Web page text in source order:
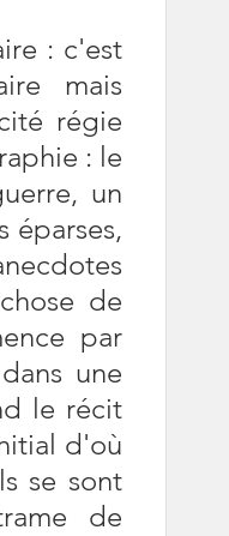
: c'est
mais
régie
: le
un
éparses,
de
par
une
le récit
d'où
se sont
de